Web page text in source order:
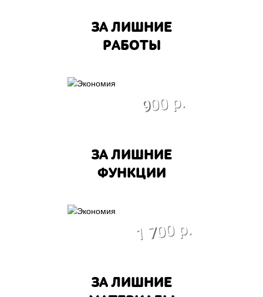
ЗА ЛИШНИЕ
РАБОТЫ
900 р.
ЗА ЛИШНИЕ
ФУНКЦИИ
1 700 р.
ЗА ЛИШНИЕ